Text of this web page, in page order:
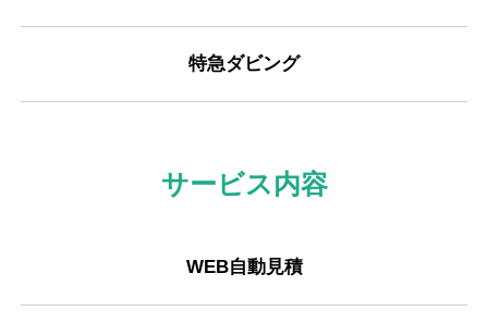
特急ダビング
サービス内容
WEB自動見積